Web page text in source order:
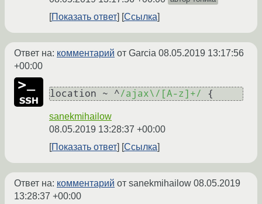
Показать ответ Ссылка
Ответ на: комментарий от Garcia 08.05.2019 13:17:56
+00:00
location ~ ^/ajax\/[A-z]+/
sanekmihailow
08.05.2019 13:28:37 +00:00
Показать ответ
Ссылка
Ответ на: комментарий от sanekmihailow 08.05.2019
13:28:37 +00:00